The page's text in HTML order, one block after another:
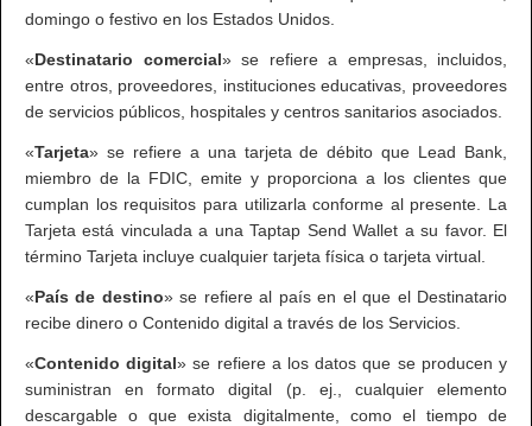
domingo o festivo en los Estados Unidos.
«Destinatario comercial» se refiere a empresas, incluidos,
entre otros, proveedores, instituciones educativas, proveedores
de servicios públicos, hospitales y centros sanitarios asociados.
«Tarjeta» se refiere a una tarjeta de débito que Lead Bank,
miembro de la FDIC, emite y proporciona a los clientes que
cumplan los requisitos para utilizarla conforme al presente. La
Tarjeta está vinculada a una Taptap Send Wallet a su favor. El
término Tarjeta incluye cualquier tarjeta física o tarjeta virtual.
«País de destino» se refiere al país en el que el Destinatario
recibe dinero o Contenido digital a través de los Servicios.
«Contenido digital» se refiere a los datos que se producen y
suministran en formato digital (p. ej., cualquier elemento
descargable o que exista digitalmente, como el tiempo de